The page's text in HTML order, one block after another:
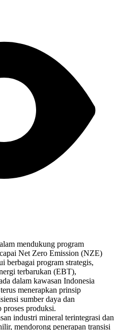
mendukung program
Net Zero Emission (NZE)
berbagai program strategis,
terbarukan (EBT),
dalam kawasan Indonesia
menerapkan prinsip
sumber daya dan
proses produksi.
industri mineral terintegrasi dan
mendorong penerapan transisi